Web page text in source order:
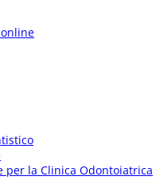
per la Clinica Odontoiatrica